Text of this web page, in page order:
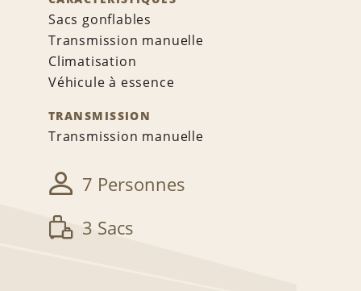
Sacs gonflables
Transmission manuelle
Climatisation
Véhicule à essence
TRANSMISSION
Transmission manuelle
7 Personnes
3 Sacs